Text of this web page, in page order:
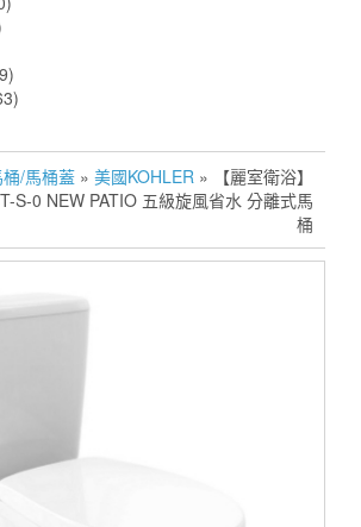
桶/馬桶蓋 » 美國KOHLER » 【麗室衛浴】
S-0 NEW PATIO 五級旋風省水 分離式馬
桶